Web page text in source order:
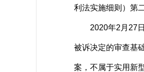
利法实施细则）第
2020年2月27日
被诉决定的审查基
案，不属于实用新